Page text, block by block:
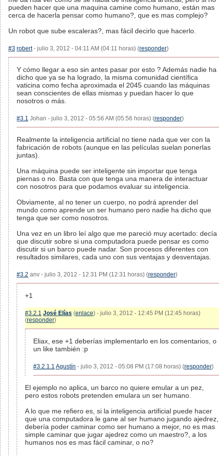
pueden hacer que una maquina camine como humano, están mas
cerca de hacerla pensar como humano?, que es mas complejo?
Un robot que sube escaleras?, mas fácil decirlo que hacerlo.
#3 robert- julio 3, 2012 - 04:11 AM (04:11 horas) (responder)
Y cómo llegar a eso sin antes pasar por esto ? Además nadie ha
dicho que ya se ha logrado, la misma comunidad científica
vaticina como fecha aproximada el 2045 cuando las máquinas
sean conscientes de ellas mismas y puedan hacer lo que
nosotros o más.
#3.1 Johan - julio 3, 2012 - 05:56 AM (05:56 horas) (responder)
Realmente la inteligencia artificial no tiene nada que ver con la
fabricación de robots (aunque en las películas suelan ponerlas
juntas).
Una máquina puede ser inteligente sin importar que tenga
piernas o no. Basta con que tenga una manera de interactuar
con nosotros para que podamos evaluar su inteligencia.
Obviamente, al no tener un cuerpo, no podrá aprender del
mundo como aprende un ser humano pero nadie ha dicho que
tenga que ser como nosotros.
Una vez en un libro leí algo que me pareció muy acertado: decía
que discutir sobre si una computadora puede pensar es como
discutir si un barco puede nadar. Son procesos diferentes con
resultados similares, cada uno con sus ventajas y desventajas.
#3.2 anv - julio 3, 2012 - 12:31 PM (12:31 horas) (responder)
+1
#3.2.1 José Elías (enlace) - julio 3, 2012 - 12:45 PM (12:45 horas)
(responder)
Eliax, ese +1 deberías implementarlo en los comentarios, o
un like también :p
#3.2.1.1 Agustín - julio 3, 2012 - 05:08 PM (17:08 horas) (responder)
El ejemplo no aplica, un barco no quiere emular a un pez,
pero estos robots pretenden emulara un ser humano.
A lo que me refiero es, si la inteligencia artificial puede hacer
que una computadora le gane al ser humano jugando ajedrez,
debería poder caminar como ser humano a mejor, no es mas
simple caminar que jugar ajedrez como un maestro?, a los
humanos nos es mas fácil caminar, o no?